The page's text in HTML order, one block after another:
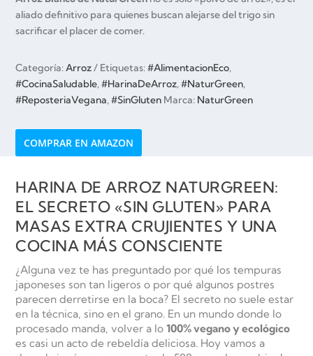
aliado definitivo para quienes buscan alejarse del trigo sin
sacrificar el placer de comer.
Categoría:Arroz Etiquetas:#AlimentacionEco,
#CocinaSaludable,#HarinaDeArroz,#NaturGreen,
#ReposteriaVegana,#SinGluten Marca: NaturGreen
COMPRAR EN AMAZON
HARINA DE ARROZ NATURGREEN:
EL SECRETO «SIN GLUTEN» PARA
MASAS EXTRA CRUJIENTES Y UNA
COCINA MÁS CONSCIENTE
¿Alguna vez te has preguntado por qué los tempuras
japoneses son tan ligeros o por qué algunos postres
parecen derretirse en la boca? El secreto no suele estar
en la técnica, sino en el grano. En un mundo donde lo
procesado manda, volver a lo100% vegano y ecológico
es casi un acto de rebeldía deliciosa. Hoy vamos a